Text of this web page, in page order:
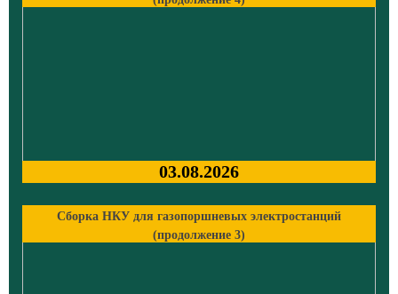
03.08.2026
Сборка НКУ для газопоршневых электростанций
(продолжение 3)